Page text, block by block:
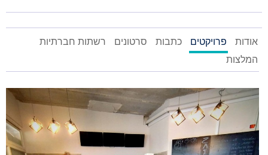
אודות פרויקטים כתבות סרטונים
רשתות חברתיות
המלצות